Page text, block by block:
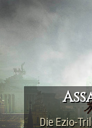
Die Ezio-